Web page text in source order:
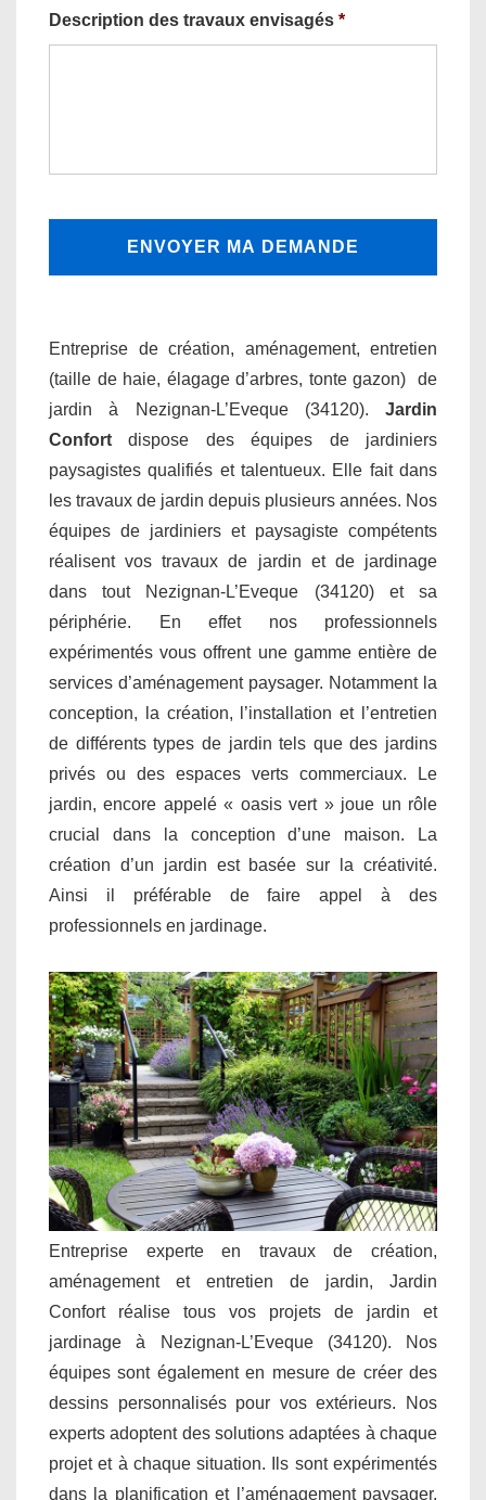
Description des travaux envisagés *
Entreprise de création, aménagement, entretien
(taille de haie, élagage d’arbres, tonte gazon) de
jardin à Nezignan-L’Eveque (34120). Jardin
Confort dispose des équipes de jardiniers
paysagistes qualifiés et talentueux. Elle fait dans
les travaux de jardin depuis plusieurs années. Nos
équipes de jardiniers et paysagiste compétents
réalisent vos travaux de jardin et de jardinage
dans tout Nezignan-L’Eveque (34120) et sa
périphérie. En effet nos professionnels
expérimentés vous offrent une gamme entière de
services d’aménagement paysager. Notamment la
conception, la création, l’installation et l’entretien
de différents types de jardin tels que des jardins
privés ou des espaces verts commerciaux. Le
jardin, encore appelé « oasis vert » joue un rôle
crucial dans la conception d’une maison. La
création d’un jardin est basée sur la créativité.
Ainsi il préférable de faire appel à des
professionnels en jardinage.
Entreprise experte en travaux de création,
aménagement et entretien de jardin, Jardin
Confort réalise tous vos projets de jardin et
jardinage à Nezignan-L’Eveque (34120). Nos
équipes sont également en mesure de créer des
dessins personnalisés pour vos extérieurs. Nos
experts adoptent des solutions adaptées à chaque
projet et à chaque situation. Ils sont expérimentés
dans la planification et l’aménagement paysager.